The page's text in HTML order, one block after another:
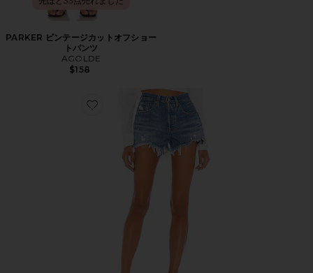
PARKER ビンテージカットオフショー
トパンツ
AGOLDE
$158
Favorite 501 ORIGINAL デニムショートパンツ